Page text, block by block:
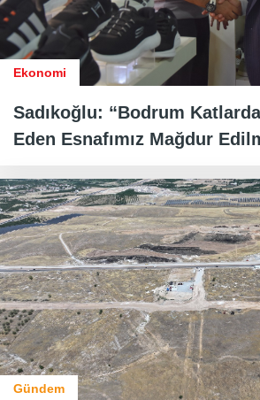
Ekonomi
Sadıkoğlu: “Bodrum
Eden Esnafımız Mağdur
Gündem